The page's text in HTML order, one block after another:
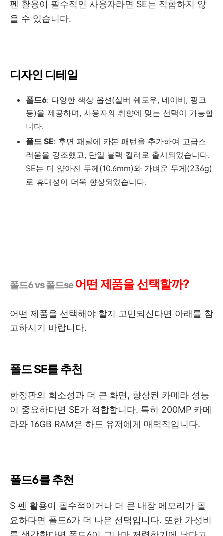
펜 활용이 필수적인 사용자라면 SE는 적합하지 않
을 수 있습니다.
디자인 디테일
폴드6: 다양한 색상 옵션(실버 쉐도우, 네이비, 핑크
등)을 제공하며, 사용자의 취향에 맞는 선택이 가능합
니다.
폴드 SE: 후면 패널에 카본 패턴을 추가하여 고급스
러움을 강조했고, 단일 블랙 컬러로 출시되었습니다.
SE는 더 얇아진 두께(10.6mm)와 가벼운 무게(236g)
로 휴대성이 더욱 향상되었습니다.
폴드6 vs 폴드se 어떤 제품을 선택할까?
어떤 제품을 선택해야 할지 고민되신다면 아래를 참
고하시기 바랍니다.
폴드 SE를 추천
한정판의 희소성과 더 큰 화면, 향상된 카메라 성능
이 중요하다면 SE가 적합합니다. 특히 200MP 카메
라와 16GB RAM은 하드 유저에게 매력적입니다.
폴드6를 추천
S 펜 활용이 필수적이거나 더 큰 내장 메모리가 필
요하다면 폴드6가 더 나은 선택입니다. 또한 가성비